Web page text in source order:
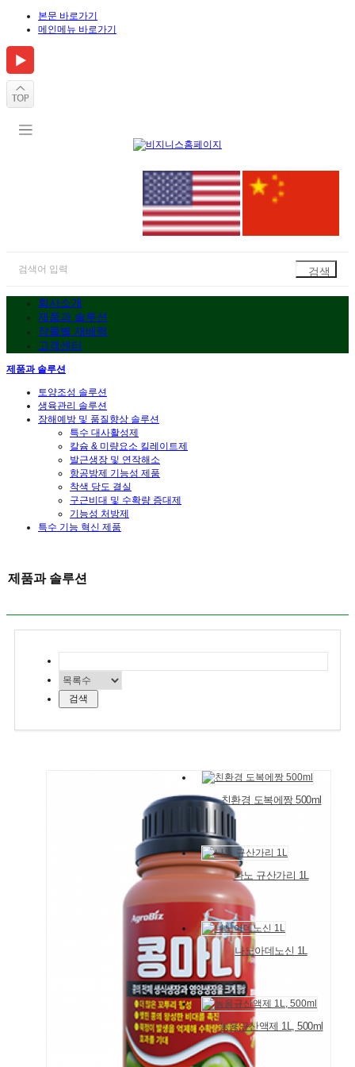
본문 바로가기
메인메뉴 바로가기
회사소개
제품과 솔루션
작물별 재배력
고객센터
제품과 솔루션
토양조성 솔루션
생육관리 솔루션
장해예방 및 품질향상 솔루션
특수 대사활성제
칼슘 & 미량요소 킬레이트제
발근생장 및 연작해소
항공방제 기능성 제품
착색 당도 결실
구근비대 및 수확량 증대제
기능성 처방제
특수 기능 혁신 제품
제품과 솔루션
친환경 도복에짱 500ml
나노 규산가리 1L
나노아데노신 1L
농용규산액제 1L, 500ml